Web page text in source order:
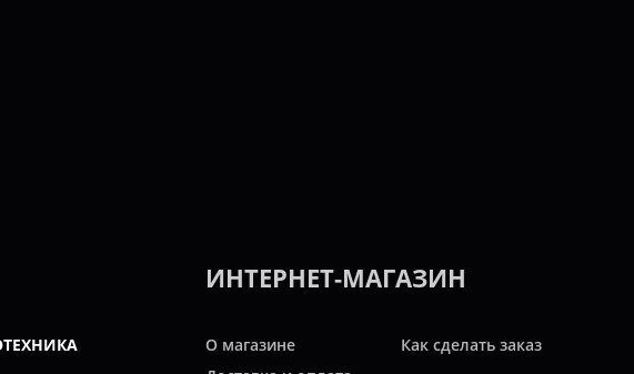
ИНТЕРНЕТ-МАГАЗИН
О магазине
Как сделать заказ